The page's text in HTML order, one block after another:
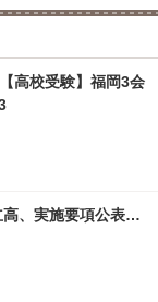
高校受験】福岡3会
高、実施要項公表…